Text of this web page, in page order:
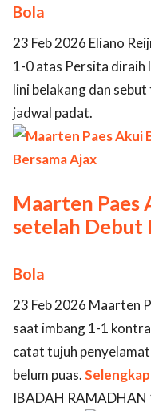
Bola
23 Feb 2026 Eliano
1-0 atas Persita diraih
lini belakang dan
jadwal padat.
Maarten Paes
setelah Debut
Bola
23 Feb 2026 Maarten
saat imbang 1-1
catat tujuh
belum puas.
IBADAH RAMADHAN